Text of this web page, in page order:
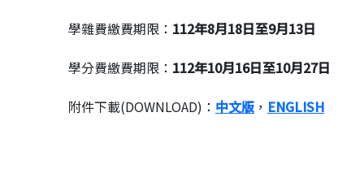
學雜費繳費期限： 112年8月18日至9月13日
學分費繳費期限： 112年10月16日至10月27日
附件下載(DOWNLOAD)： 中文版， ENGLISH